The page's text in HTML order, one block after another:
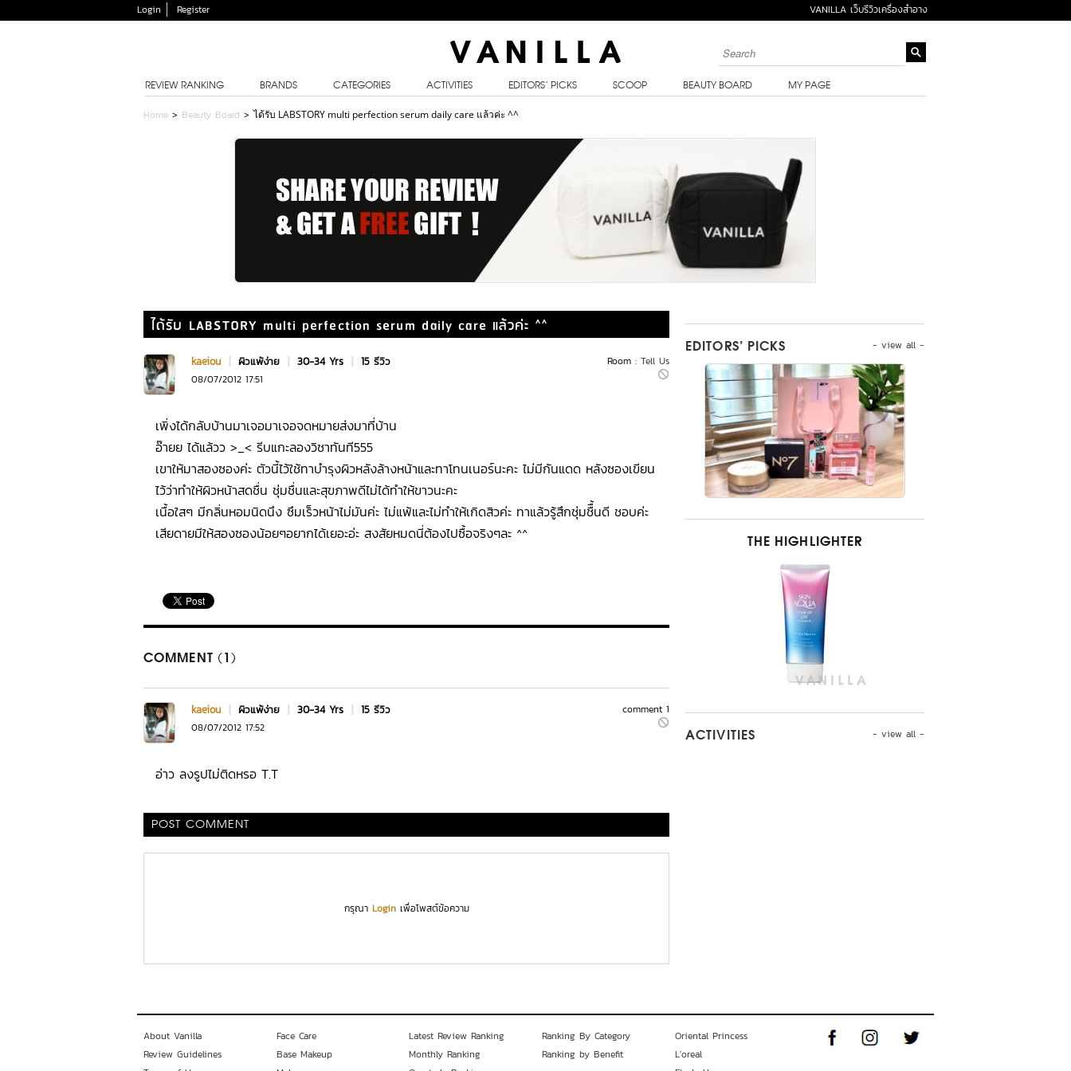
Login Register VANILLA เว็บรีวิวเครื่องสำอาง
REVIEW RANKING BRANDS CATEGORIES ACTIVITIES EDITORS’ PICKS SCOOP BEAUTY BOARD MY PAGE
Home > Beauty Board >ได้รับ LABSTORY multi perfection serum daily care แล้วค่ะ ^^
ได้รับ LABSTORY multi perfection serum daily care แล้วค่ะ ^^
Room : Tell Us
kaeiou | ผิวแพ้ง่าย | 30-34 Yrs | 15 รีวิว
08/07/2012 17:51
เพิ่งได้กลับบ้านมาเจอมาเจอจดหมายส่งมาที่บ้าน
อ๊ายย ได้แล้วว >_< รีบแกะลองวิชาทันที555
เขาให้มาสองซองค่ะ ตัวนี้ไว้ใช้ทาบำรุงผิวหลังล้างหน้าและทาโทนเนอร์นะคะ ไม่มีกันแดด หลังซองเขียน
ไว้ว่าทำให้ผิวหน้าสดชื่น ชุ่มชื่นและสุขภาพดีไม่ได้ทำให้ขาวนะคะ
เนื้อใสๆ มีกลิ่นหอมนิดนึง ซึมเร็วหน้าไม่มันค่ะ ไม่แพ้และไม่ทำให้เกิดสิวค่ะ ทาแล้วรู้สึกชุ่มชืื้นดี ชอบค่ะ
เสียดายมีให้สองซองน้อยๆอยากได้เยอะอ่ะ สงสัยหมดนี่ต้องไปซื้อจริงๆละ ^^
COMMENT (1)
comment 1
kaeiou | ผิวแพ้ง่าย | 30-34 Yrs | 15 รีวิว
08/07/2012 17:52
อ่าว ลงรูปไม่ติดหรอ T.T
POST COMMENT
กรุณา Loginเพื่อโพสต์ข้อความ
- view all -
EDITORS’ PICKS
THE HIGHLIGHTER
- view all -
ACTIVITIES
About Vanilla
Review Guidelines
Face Care
Base Makeup
Latest Review Ranking
Monthly Ranking
Ranking By Category
Ranking by Benefit
Oriental Princess
L'oreal